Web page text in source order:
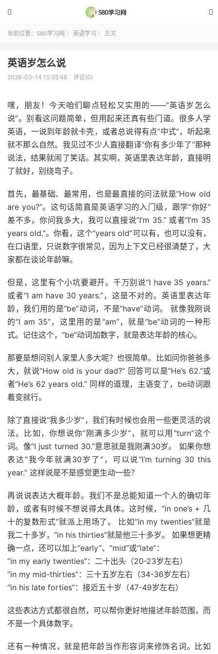


当前位置： 580学习网  英语学习  正文
英语岁怎么说
2026-03-14 15:35:46 评论(0)
嘿，朋友！今天咱们聊点轻松又实用的——“英语岁怎么
说”。别看这问题简单，但用起来还真有些门道。很多人学
英语，一说到年龄就卡壳，或者总说得有点“中式”，听起来
就不那么自然。我见过不少人直接翻译“你有多少年了”那种
说法，结果就闹了笑话。其实啊，英语里表达年龄，直接明
了就好，别绕弯子。
首先，最基础、最常用，也是最直接的问法就是“How old
are you?”。这句话简直是英语学习的入门级，跟学“你好”
差不多。你问我多大，我可以直接说“I’m 35.” 或者“I’m 35
years old.”。你看，这个“years old”可以有，也可以没有，
在口语里，只说数字很常见，因为上下文已经很清楚了，大
家都在谈论年龄嘛。
但是，这里有个小坑要避开。千万别说“I have 35 years.”
或者“I am have 30 years.”，这是不对的。英语里表达年
龄，我们用的是“be”动词，不是“have”动词。 就像我刚说
的“I am 35”，这里用的是“am”，就是“be”动词的一种形
式。记住这个，“be”动词加数字，就是表达年龄的核心。
那要是想问别人家里人多大呢？也很简单。比如问你爸爸多
大，就说“How old is your dad?” 回答可以是“He’s 62.”或
者“He’s 62 years old.” 同样的道理，主语变了，be动词跟
着变就行。
除了直接说“我多少岁”，我们有时候也会用一些更灵活的说
法。比如，你想说你“刚满多少岁”，就可以用“turn”这个
词。像“I just turned 30.”意思就是我刚满30岁。 如果你想
表达“我今年就满30岁了”，可以说“I’m turning 30 this
year.” 这样说是不是感觉更生动一些？
再说说表达大概年龄。我们不是总能知道一个人的确切年
龄，或者有时候不想说得太具体。这时候，“in one’s + 几
十的复数形式”就派上用场了。 比如“in my twenties”就是
我二十多岁，“in his thirties”就是他三十多岁。 如果想更精
确一点，还可以加上“early”、“mid”或“late”：
“in my early twenties”：二十出头（20-23岁左右）
“in my mid-thirties”：三十五岁左右（34-36岁左右）
“in his late forties”：接近五十岁（47-49岁左右）
这些表达方式都很自然，可以帮你更好地描述年龄范围，而
不是一个具体数字。
还有一种情况，就是把年龄当作形容词来修饰名词。比如